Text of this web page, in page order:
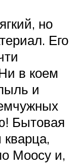
но
Его
в коем
и
Бытовая
Моосу и,